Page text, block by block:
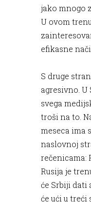
jako mnogo
U ovom
efikasne
S druge
agresivno. U
svega
troši na to.
meseca ima
naslovnoj
rečenicama:
Rusija je
će Srbiji dati
će ući u treći